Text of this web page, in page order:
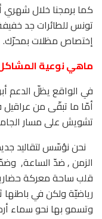
كما برمجنا خلال شهري
تونس للطائرات جد
إختصاص مظلات بمحرّك.
ماهي نوعية
في الواقع يظلّ الدعم
أمّا ما تبقّى من
تشويش على مسار
نحن نؤسّس لتقاليد
الزمن , ضدّ الساعة,
قلب ساحة معركة
رياضيّة ولكن في
وتسمو بها نحو سماء